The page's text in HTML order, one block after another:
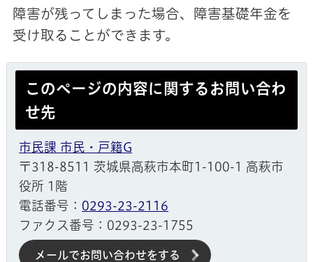
障害が残ってしまった場合、障害基礎年金を
受け取ることができます。
このページの内容に関するお問い合わ
せ先
市民課 市民・戸籍G
〒318-8511 茨城県高萩市本町1-100-1 高萩市
役所 1階
電話番号： 0293-23-2116
ファクス番号：0293-23-1755
メールでお問い合わせをする